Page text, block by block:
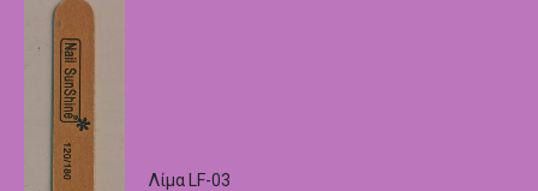
Λίμα LF-03